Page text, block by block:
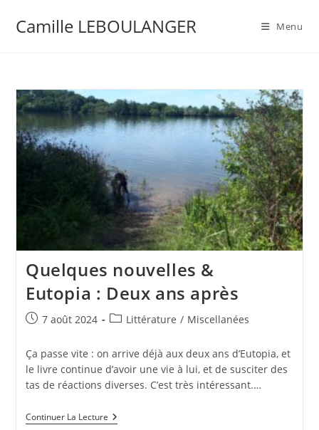
Camille LEBOULANGER Menu
Quelques nouvelles &
Eutopia : Deux ans après
7 août 2024 Littérature / Miscellanées
Ça passe vite : on arrive déjà aux deux ans d’Eutopia, et
le livre continue d’avoir une vie à lui, et de susciter des
tas de réactions diverses. C’est très intéressant.…
Continuer La Lecture